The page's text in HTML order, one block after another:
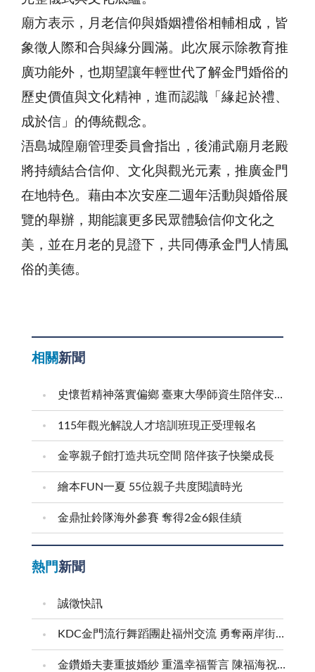
廟方表示，月老信仰與婚姻禮俗相輔相成，皆
象徵人際和合與緣分圓滿。此次展示除教育推
廣功能外，也期望讓年輕世代了解金門婚俗的
歷史價值與文化精神，進而認識「緣起於禮、
成於信」的傳統觀念。
浯島城隍廟管理委員會指出，後浦武廟月老殿
將持續結合信仰、文化與觀光元素，推廣金門
在地特色。藉由本次安座二週年活動與婚俗展
覽的舉辦，期能讓更多民眾體驗信仰文化之
美，並在月老的見證下，共同傳承金門人情風
俗的美德。
相關新聞
史懷哲精神落實偏鄉 臺東大學師資生陪伴安瀾學子成長
115年觀光解說人才培訓班現正受理報名
金寧親子館打造共玩空間 陪伴孩子快樂成長
繪本FUN一夏 55位親子共度閱讀時光
金鼎扯鈴隊海外參賽 奪得2金6銀佳績
熱門新聞
誠徵快訊
KDC金門流行舞蹈團赴福州交流 勇奪兩岸街舞賽三等獎
金鑽婚夫妻重披婚紗 重溫幸福誓言 陳福海祝福牽手半世紀 情深相守成典範